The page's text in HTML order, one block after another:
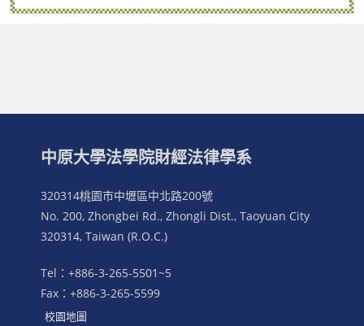
中原大學法學院財經法律學系
320314桃園市中壢區中北路200號
No. 200, Zhongbei Rd., Zhongli Dist., Taoyuan City
320314, Taiwan (R.O.C.)
Tel：+886-3-265-5501~5
Fax：+886-3-265-5599
校園地圖